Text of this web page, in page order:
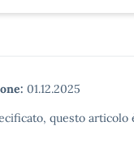
01.12.2025
questo